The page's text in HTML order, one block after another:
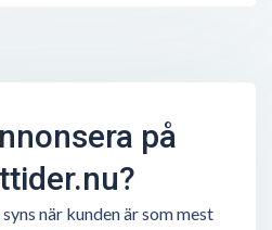
på
när kunden är som mest